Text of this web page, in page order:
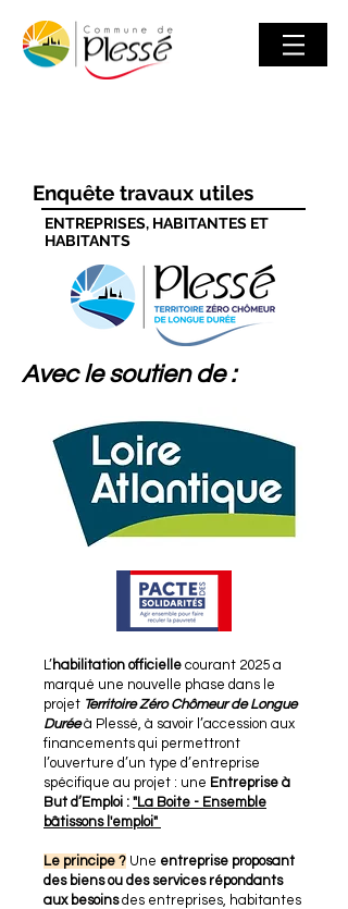
Enquête travaux utiles
ENTREPRISES, HABITANTES ET
HABITANTS
Avec le soutien de :
L’ habilitation officielle courant 2025 a
marqué une nouvelle phase dans le
projet Territoire Zéro Chômeur de Longue
Duréeà Plessé, à savoir l’accession aux
financements qui permettront
l’ouverture d’un type d’entreprise
spécifique au projet : une Entreprise à
But d’Emploi : "La Boite - Ensemble
bâtissons l'emploi"
Le principe ? Une entreprise proposant
des biens ou des services répondants
aux besoinsdes entreprises, habitantes